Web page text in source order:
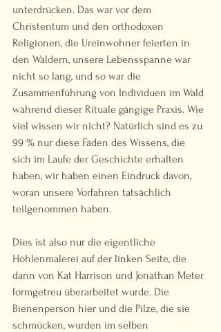
unterdrücken. Das war vor dem
Christentum und den orthodoxen
Religionen, die Ureinwohner feierten in
den Wäldern, unsere Lebensspanne war
nicht so lang, und so war die
Zusammenführung von Individuen im Wald
während dieser Rituale gängige Praxis. Wie
viel wissen wir nicht? Natürlich sind es zu
99 % nur diese Fäden des Wissens, die
sich im Laufe der Geschichte erhalten
haben, wir haben einen Eindruck davon,
woran unsere Vorfahren tatsächlich
teilgenommen haben.
Dies ist also nur die eigentliche
Höhlenmalerei auf der linken Seite, die
dann von Kat Harrison und Jonathan Meter
formgetreu überarbeitet wurde. Die
Bienenperson hier und die Pilze, die sie
schmücken, wurden im selben